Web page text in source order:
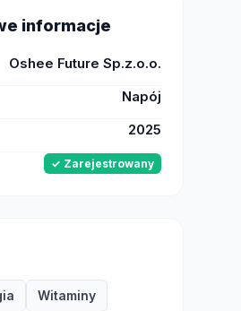
informacje
Oshee Future Sp.z.o.o.
Napój
2025
✓ Zarejestrowany
Witaminy